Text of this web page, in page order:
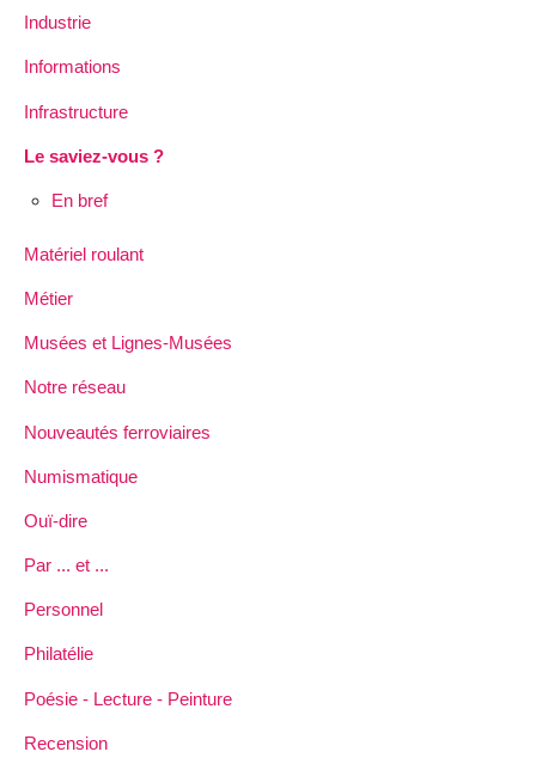
Industrie
Informations
Infrastructure
Le saviez-vous ?
En bref
Matériel roulant
Métier
Musées et Lignes-Musées
Notre réseau
Nouveautés ferroviaires
Numismatique
Ouï-dire
Par ... et ...
Personnel
Philatélie
Poésie - Lecture - Peinture
Recension